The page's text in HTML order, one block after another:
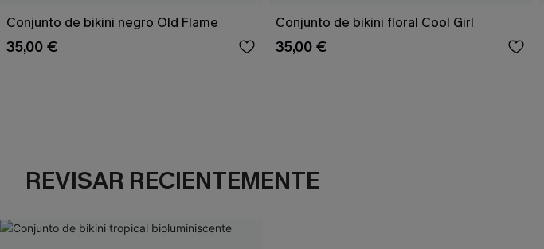
Conjunto de bikini negro Old Flame
35,00 €
Conjunto de bikini floral Cool Girl
35,00 €
REVISAR RECIENTEMENTE